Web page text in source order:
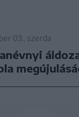
03., szerda